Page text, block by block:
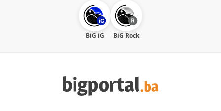
BiG iG BiG Rock